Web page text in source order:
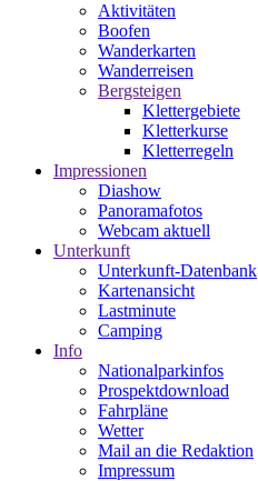
Aktivitäten
Boofen
Wanderkarten
Wanderreisen
Bergsteigen
Klettergebiete
Kletterkurse
Kletterregeln
Impressionen
Diashow
Panoramafotos
Webcam aktuell
Unterkunft
Unterkunft-Datenbank
Kartenansicht
Lastminute
Camping
Info
Nationalparkinfos
Prospektdownload
Fahrpläne
Wetter
Mail an die Redaktion
Impressum